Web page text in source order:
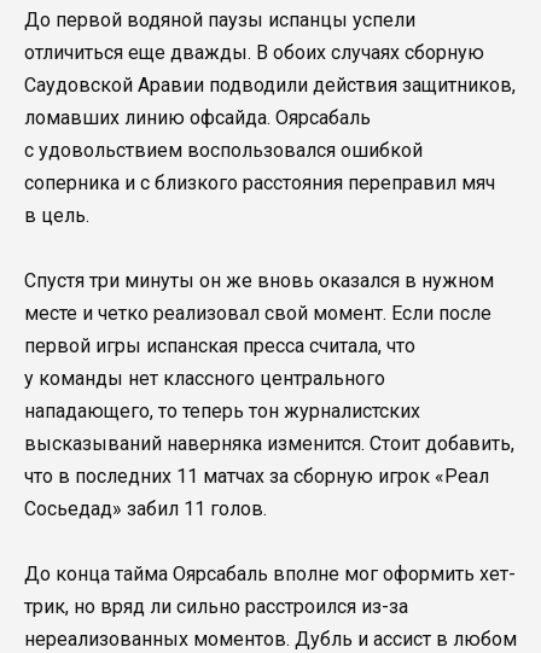
До первой водяной паузы испанцы успели
отличиться еще дважды. В обоих случаях сборную
Саудовской Аравии подводили действия защитников,
ломавших линию офсайда. Оярсабаль
с удовольствием воспользовался ошибкой
соперника и с близкого расстояния переправил мяч
в цель.
Спустя три минуты он же вновь оказался в нужном
месте и четко реализовал свой момент. Если после
первой игры испанская пресса считала, что
у команды нет классного центрального
нападающего, то теперь тон журналистских
высказываний наверняка изменится. Стоит добавить,
что в последних 11 матчах за сборную игрок «Реал
Сосьедад» забил 11 голов.
До конца тайма Оярсабаль вполне мог оформить хет-
трик, но вряд ли сильно расстроился из-за
нереализованных моментов. Дубль и ассист в любом